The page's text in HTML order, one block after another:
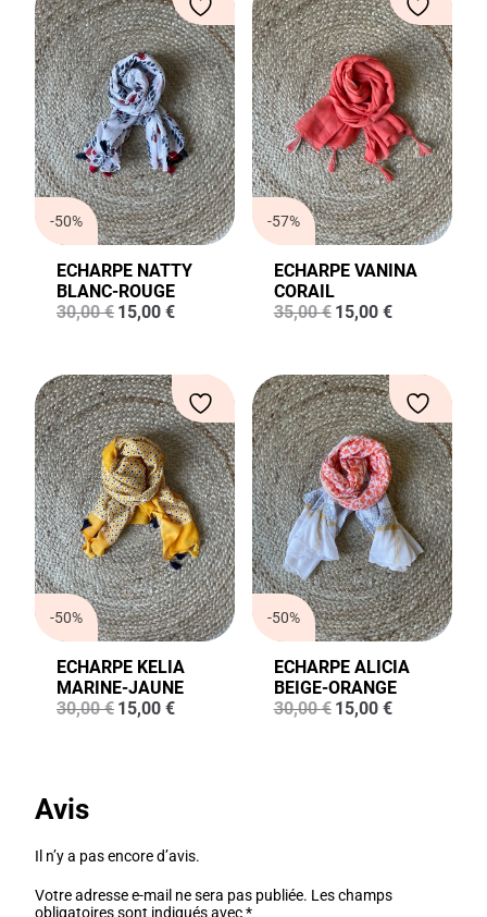
-50%
ECHARPE NATTY
BLANC-ROUGE
30,00€ Le
était :
30,00 €.
15,00 €Le
est :
15,00 €.
-57%
ECHARPE VANINA
CORAIL
35,00€ Le
était :
35,00 €.
15,00 €Le
est :
15,00 €.
-50%
ECHARPE KELIA
MARINE-JAUNE
30,00€ Le
15,00 €Le
-50%
ECHARPE ALICIA
BEIGE-ORANGE
30,00€ Le
15,00 €Le
Avis
Il n’y a pas encore d’avis.
Votre adresse e-mail ne sera pas publiée. Les champs
obligatoires sont indiqués avec*